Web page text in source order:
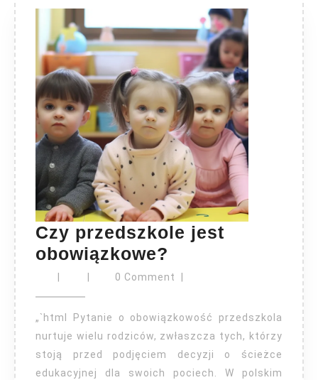
Czy przedszkole jest
obowiązkowe?
przedszkole
obowiązkowe?
0 Comment
„`html Pytanie o obowiązkowość przedszkola
nurtuje wielu rodziców, zwłaszcza tych, którzy
stoją przed podjęciem decyzji o ścieżce
edukacyjnej dla swoich pociech. W polskim